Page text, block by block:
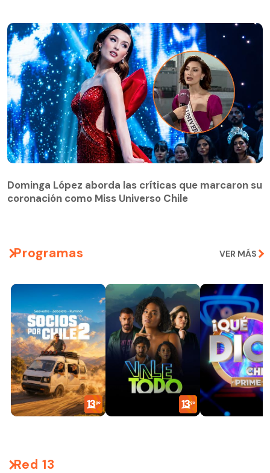
coronación como Miss Universo Chile
Dominga López aborda las críticas que marcaron su
coronación como Miss Universo Chile
Programas VER MÁS
Red 13